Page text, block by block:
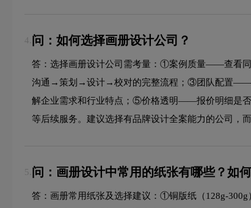
4. 问：如何选择画册设计公司？
答：选择画册设计公司需考量：①案例质量——查看
沟通→策划→设计→校对的完整流程；③团队配置——
解企业需求和行业特点；⑤价格透明——报价明细是
等后续服务。建议选择有品牌设计全案能力的公司，
5. 问：画册设计中常用的纸张有哪些？如
答：画册常用纸张及选择建议：①铜版纸（128g-